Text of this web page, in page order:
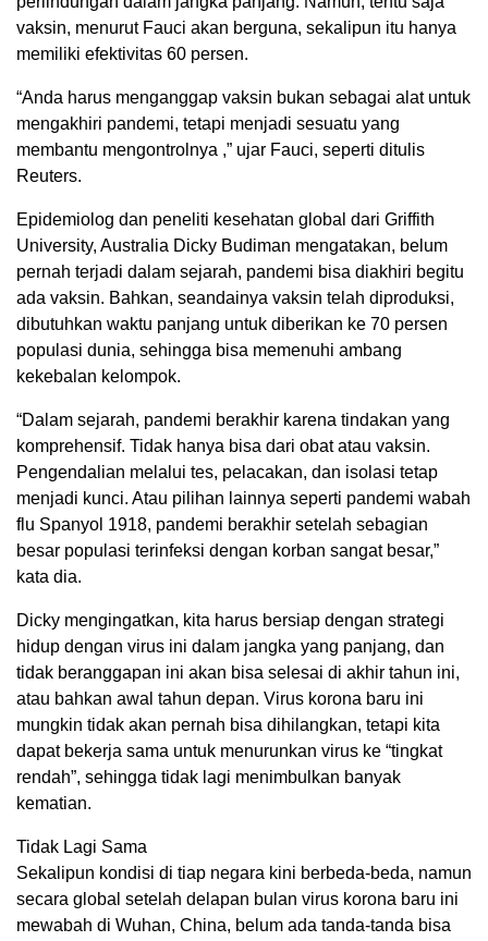
vaksin, menurut Fauci akan berguna, sekalipun itu hanya
memiliki efektivitas 60 persen.
“Anda harus menganggap vaksin bukan sebagai alat untuk
mengakhiri pandemi, tetapi menjadi sesuatu yang
membantu mengontrolnya ,” ujar Fauci, seperti ditulis
Reuters.
Epidemiolog dan peneliti kesehatan global dari Griffith
University, Australia Dicky Budiman mengatakan, belum
pernah terjadi dalam sejarah, pandemi bisa diakhiri begitu
ada vaksin. Bahkan, seandainya vaksin telah diproduksi,
dibutuhkan waktu panjang untuk diberikan ke 70 persen
populasi dunia, sehingga bisa memenuhi ambang
kekebalan kelompok.
“Dalam sejarah, pandemi berakhir karena tindakan yang
komprehensif. Tidak hanya bisa dari obat atau vaksin.
Pengendalian melalui tes, pelacakan, dan isolasi tetap
menjadi kunci. Atau pilihan lainnya seperti pandemi wabah
flu Spanyol 1918, pandemi berakhir setelah sebagian
besar populasi terinfeksi dengan korban sangat besar,”
kata dia.
Dicky mengingatkan, kita harus bersiap dengan strategi
hidup dengan virus ini dalam jangka yang panjang, dan
tidak beranggapan ini akan bisa selesai di akhir tahun ini,
atau bahkan awal tahun depan. Virus korona baru ini
mungkin tidak akan pernah bisa dihilangkan, tetapi kita
dapat bekerja sama untuk menurunkan virus ke “tingkat
rendah”, sehingga tidak lagi menimbulkan banyak
kematian.
Tidak Lagi Sama
Sekalipun kondisi di tiap negara kini berbeda-beda, namun
secara global setelah delapan bulan virus korona baru ini
mewabah di Wuhan, China, belum ada tanda-tanda bisa